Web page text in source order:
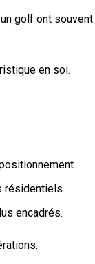
ont
en soi.
résidentiels.
encadrés.